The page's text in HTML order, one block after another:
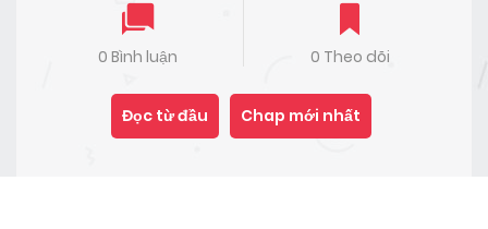
0 Bình luận 0 Theo dõi
Đọc từ đầu Chap mới nhất